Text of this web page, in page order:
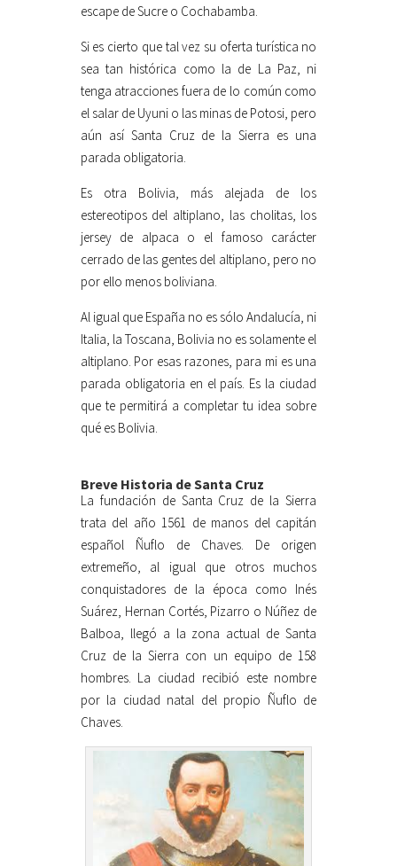
escape de Sucre o Cochabamba.
Si es cierto que tal vez su oferta turística no
sea tan histórica como la de La Paz, ni
tenga atracciones fuera de lo común como
el salar de Uyuni o las minas de Potosi, pero
aún así Santa Cruz de la Sierra es una
parada obligatoria.
Es otra Bolivia, más alejada de los
estereotipos del altiplano, las cholitas, los
jersey de alpaca o el famoso carácter
cerrado de las gentes del altiplano, pero no
por ello menos boliviana.
Al igual que España no es sólo Andalucía, ni
Italia, la Toscana, Bolivia no es solamente el
altiplano. Por esas razones, para mi es una
parada obligatoria en el país. Es la ciudad
que te permitirá a completar tu idea sobre
qué es Bolivia.
Breve Historia de Santa Cruz
La fundación de Santa Cruz de la Sierra
trata del año 1561 de manos del capitán
español Ñuflo de Chaves. De origen
extremeño, al igual que otros muchos
conquistadores de la época como Inés
Suárez, Hernan Cortés, Pizarro o Núñez de
Balboa, llegó a la zona actual de Santa
Cruz de la Sierra con un equipo de 158
hombres. La ciudad recibió este nombre
por la ciudad natal del propio Ñuflo de
Chaves.